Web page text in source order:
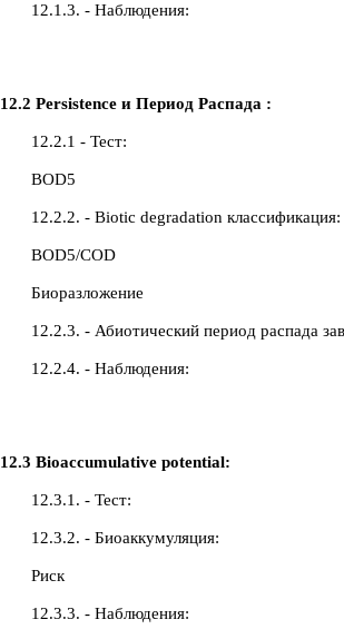
12.1.3. - Наблюдения:
12.2 Persistence и Период Распада :
12.2.1 - Тест:
BOD5
12.2.2. - Biotic degradation классификация:
BOD5/COD
Биоразложение
12.2.3. - Абиотический период распада
12.2.4. - Наблюдения:
12.3 Bioaccumulative potential:
12.3.1. - Тест:
12.3.2. - Биоаккумуляция:
Риск
12.3.3. - Наблюдения: